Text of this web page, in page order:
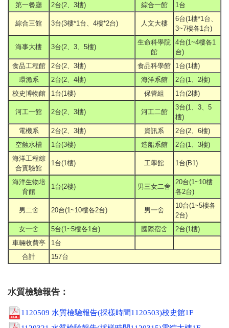
第一餐廳
2台(2、3樓) 綜合一館 1台
綜合三館 3台(3樓*1台、4樓*2台) 人文大樓
6台(1樓*1台、
3~7樓各1台)
海事大樓 3台(2、3、5樓)
生命科學院
館
4台(1~4樓各1
台)
食品工程館
2台(2、3樓) 食品科學館
1台(1樓)
環漁系
2台(2、4樓) 海洋系館
2台(1、2樓)
校史博物館
1台(1樓) 保管組 1台(2樓)
河工一館 2台(2、3樓) 河工二館
3台(1、3、5
樓)
電機系
2台(2、3樓) 資訊系
2台(2、6樓)
空蝕水槽
1台(3樓) 造船系館
2台(1、3樓)
海洋工程綜
合實驗館
1台(1樓) 工學館 1台(B1)
海洋生物培
育館
1台(2樓) 男三女二舍
20台(1~10樓
各2台)
男二舍 20台(1~10樓各2台) 男一舍
10台(1~5樓各
2台)
女一舍
5台(1~5樓各1台) 國際宿舍
2台(1樓)
車輛收費亭
1台
合計
157台
水質檢驗報告：
1120509 水質檢驗報告(採樣時間1120503)校史館1F